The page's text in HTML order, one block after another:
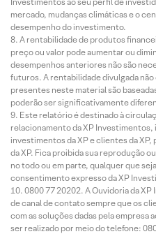
mercado, mudanças climáticas e o
desempenho do investimento.
A rentabilidade de produtos
preço ou valor pode aumentar ou
desempenhos anteriores não são
futuros. A rentabilidade divulgada
presentes neste material são
poderão ser significativamente
Este relatório é destinado à
relacionamento da XP
investimentos da XP e clientes da
da XP. Fica proibida sua reprodução
no todo ou em parte, qualquer que
consentimento expresso da XP
0800 77 20202. A Ouvidoria da
de canal de contato sempre que os
com as soluções dadas pela empresa
ser realizado por meio do telefone: